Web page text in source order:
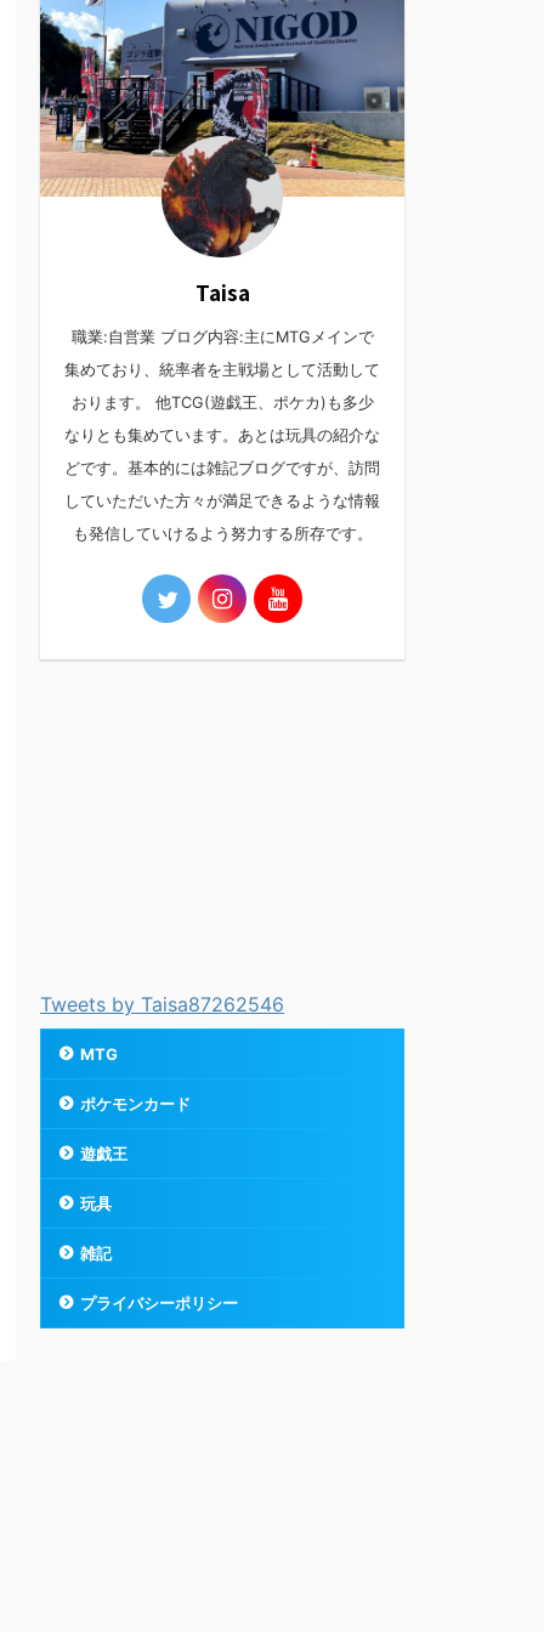
Taisa
職業:自営業 ブログ内容:主にMTGメインで
集めており、統率者を主戦場として活動して
おります。 他TCG(遊戯王、ポケカ)も多少
なりとも集めています。あとは玩具の紹介な
どです。基本的には雑記ブログですが、訪問
していただいた方々が満足できるような情報
も発信していけるよう努力する所存です。
Tweets by Taisa87262546
MTG
ポケモンカード
遊戯王
玩具
雑記
プライバシーポリシー